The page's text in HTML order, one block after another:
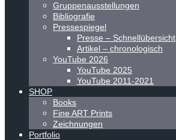
Gruppenausstellungen
Bibliografie
Pressespiegel
Presse – Schnellübersicht
Artikel – chronologisch
YouTube 2026
YouTube 2025
YouTube 2011-2021
SHOP
Books
Fine ART Prints
Zeichnungen
Portfolio